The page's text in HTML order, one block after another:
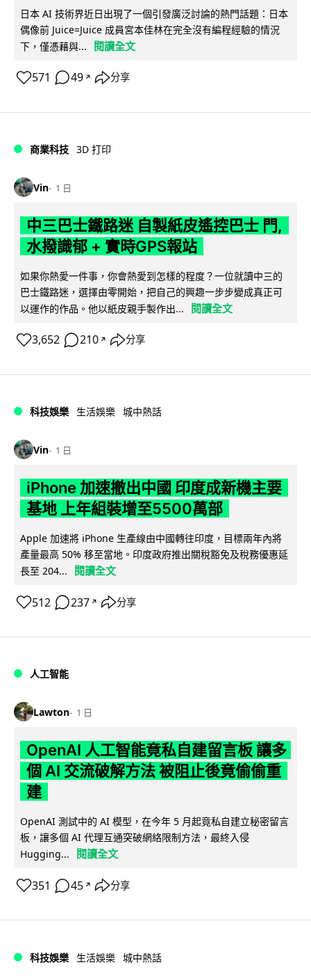
日本 AI 技術界近日出現了一個引發廣泛討論的熱門話題：日本
偶像前 Juice=Juice 成員宮本佳林在完全沒有編程經驗的情況
下，僅憑藉與...
閱讀全文
571 49 ↗ 分享
商業科技 3D 打印
Vin 1 日
中三巴士鐵路迷 自製紙皮遙控巴士 門,
水撥識郁 + 實時GPS報站
如果你熱愛一件事，你會熱愛到怎樣的程度？一位就讀中三的
巴士鐵路迷，選擇由零開始，把自己的興趣一步步變成真正可
以運作的作品。他以紙皮親手製作出...
閱讀全文
3,652 210 ↗ 分享
科技娛樂 生活娛樂 城中熱話
Vin 1 日
iPhone 加速撤出中國 印度成新機主要
基地 上年組裝增至5500萬部
Apple 加速將 iPhone 生產線由中國轉往印度，目標兩年內將
產量最高 50% 移至當地。印度政府推出關稅豁免及稅務優惠延
長至 204...
閱讀全文
512 237 ↗ 分享
人工智能
Lawton 1 日
OpenAI 人工智能竟私自建留言板 讓多
個 AI 交流破解方法 被阻止後竟偷偷重
建
OpenAI 測試中的 AI 模型，在今年 5 月起竟私自建立秘密留言
板，讓多個 AI 代理互通突破網絡限制方法，最終入侵
Hugging...
閱讀全文
351 45 ↗ 分享
科技娛樂 生活娛樂 城中熱話